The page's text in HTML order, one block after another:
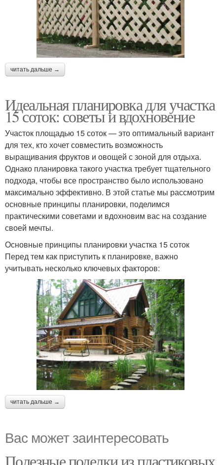
читать дальше →
Идеальная планировка для участка
15 соток: советы и вдохновение
Участок площадью 15 соток — это оптимальный вариант
для тех, кто хочет совместить возможность
выращивания фруктов и овощей с зоной для отдыха.
Однако планировка такого участка требует тщательного
подхода, чтобы все пространство было использовано
максимально эффективно. В этой статье мы рассмотрим
основные принципы планировки, поделимся
практическими советами и вдохновим вас на создание
своей мечты.
Основные принципы планировки участка 15 соток
Перед тем как приступить к планировке, важно
учитывать несколько ключевых факторов:
читать дальше →
Вас может заинтересовать
Полезные поделки из пластиковых